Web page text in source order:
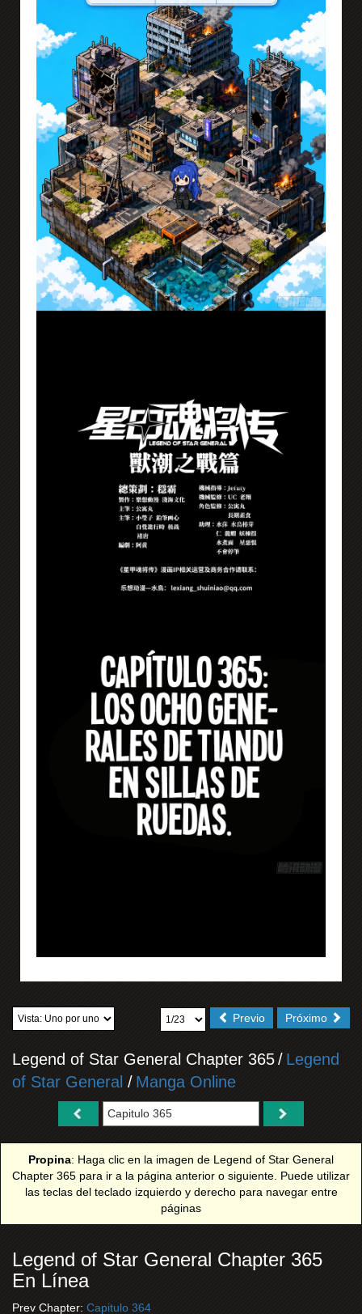
Próximo
Previo
Legend of Star General Chapter 365/ Legend
of Star General / Manga Online
Propina: Haga clic en la imagen de Legend of Star General
Chapter 365 para ir a la página anterior o siguiente. Puede utilizar
las teclas del teclado izquierdo y derecho para navegar entre
páginas
Legend of Star General Chapter 365
En Línea
Prev Chapter: Capitulo 364